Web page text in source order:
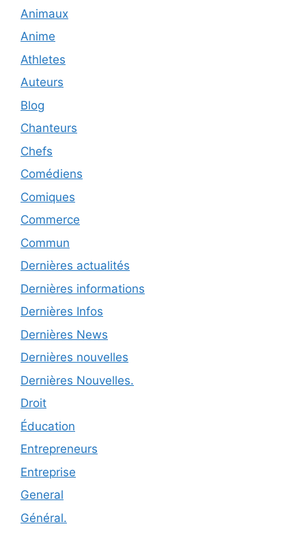
Animaux
Anime
Athletes
Auteurs
Blog
Chanteurs
Chefs
Comédiens
Comiques
Commerce
Commun
Dernières actualités
Dernières informations
Dernières Infos
Dernières News
Dernières nouvelles
Dernières Nouvelles.
Droit
Éducation
Entrepreneurs
Entreprise
General
Général.